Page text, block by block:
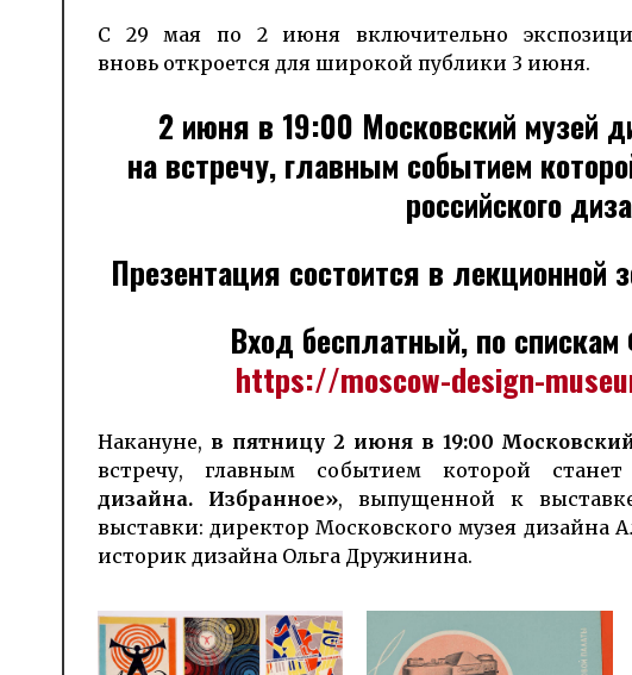
С 29 мая по 2 июня включительно
вновь откроется для широкой публики 3 июня.
2 июня в 19:00 Московский музей
на встречу, главным событием
российского
Презентация состоится в лекционной
Вход бесплатный, по
https://moscow-design-
Накануне, в пятницу 2 июня в 19:00
встречу, главным событием которой станет
дизайна. Избранное», выпущенной к
выставки: директор Московского музея дизайна
историк дизайна Ольга Дружинина.